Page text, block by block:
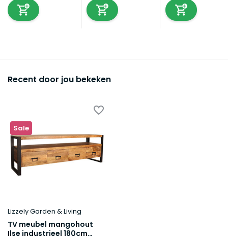
Recent door jou bekeken
Sale
Lizzely Garden & Living
TV meubel mangohout
Ilse industrieel 180cm